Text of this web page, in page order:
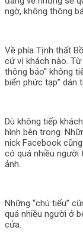
ngờ, không thông
Về phía Tịnh thất
cứ vị khách nào.
thông báo” không
biến phức tạp” dán
Dù không tiếp
hình bên trong.
nick Facebook
có quá nhiều người
ảnh.
Những “chú tiểu”
quá nhiều người ở
cửa.